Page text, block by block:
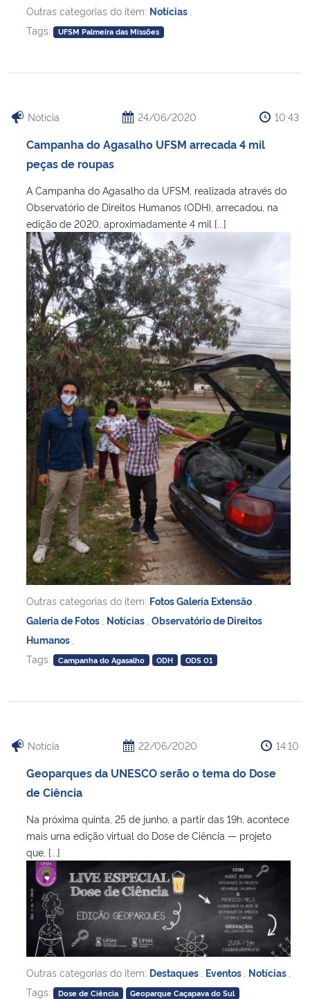
Outras categorias do item: Notícias
Tags:
UFSM Palmeira das Missões
Notícia 24/06/2020 10:43
Campanha do Agasalho UFSM arrecada 4 mil
peças de roupas
A Campanha do Agasalho da UFSM, realizada através do
Observatório de Direitos Humanos (ODH), arrecadou, na
edição de 2020, aproximadamente 4 mil [...]
Outras categorias do item: Fotos Galeria Extensão
Galeria de Fotos Notícias Observatório de Direitos
Humanos
Tags:
Campanha do Agasalho ODH ODS 01
Notícia 22/06/2020 14:10
Geoparques da UNESCO serão o tema do Dose
de Ciência
Na próxima quinta, 25 de junho, a partir das 19h, acontece
mais uma edição virtual do Dose de Ciência — projeto
que, [...]
Outras categorias do item: Destaques Eventos Notícias
Tags:
Dose de Ciência
Geoparque Caçapava do Sul